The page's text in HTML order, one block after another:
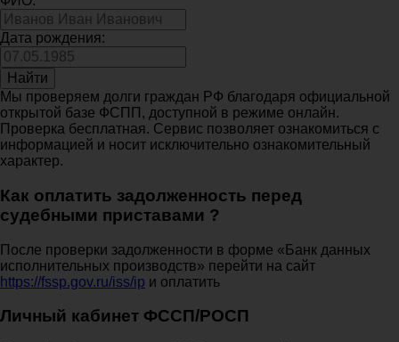
Дата рождения:
Найти
Мы проверяем долги граждан РФ благодаря официальной
открытой базе ФСПП, доступной в режиме онлайн.
Проверка бесплатная. Сервис позволяет ознакомиться с
информацией и носит исключительно ознакомительный
характер.
Как оплатить задолженность перед
судебными приставами ?
После проверки задолженности в форме «Банк данных
исполнительных производств» перейти на сайт
https://fssp.gov.ru/iss/ip и оплатить
Личный кабинет ФССП/РОСП